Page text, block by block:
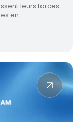
leurs forces
en...